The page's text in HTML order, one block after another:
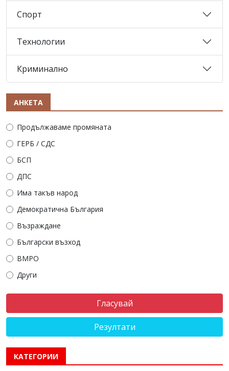
Спорт
Технологии
Криминално
АНКЕТА
Продължаваме промяната
ГЕРБ / СДС
БСП
ДПС
Има такъв народ
Демократична България
Възраждане
Български възход
ВМРО
Други
Резултати
КАТЕГОРИИ